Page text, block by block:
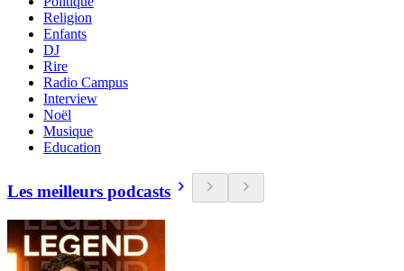
Religion
Enfants
DJ
Rire
Radio Campus
Interview
Noël
Musique
Education
Les meilleurs podcasts